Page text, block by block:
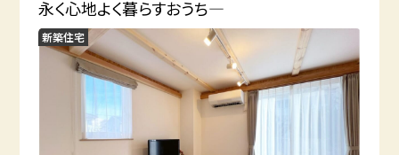
永く心地よく暮らすおうち―
新築住宅